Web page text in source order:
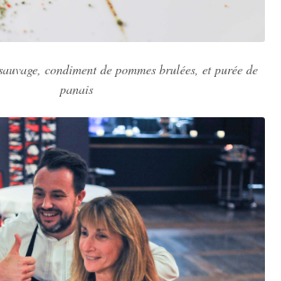
condiment de pommes brulées, et purée de
panais